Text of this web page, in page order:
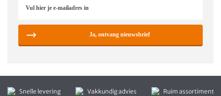
Ja, ontvang nieuwsbrief
Snelle levering Vakkundig advies Ruim assortiment